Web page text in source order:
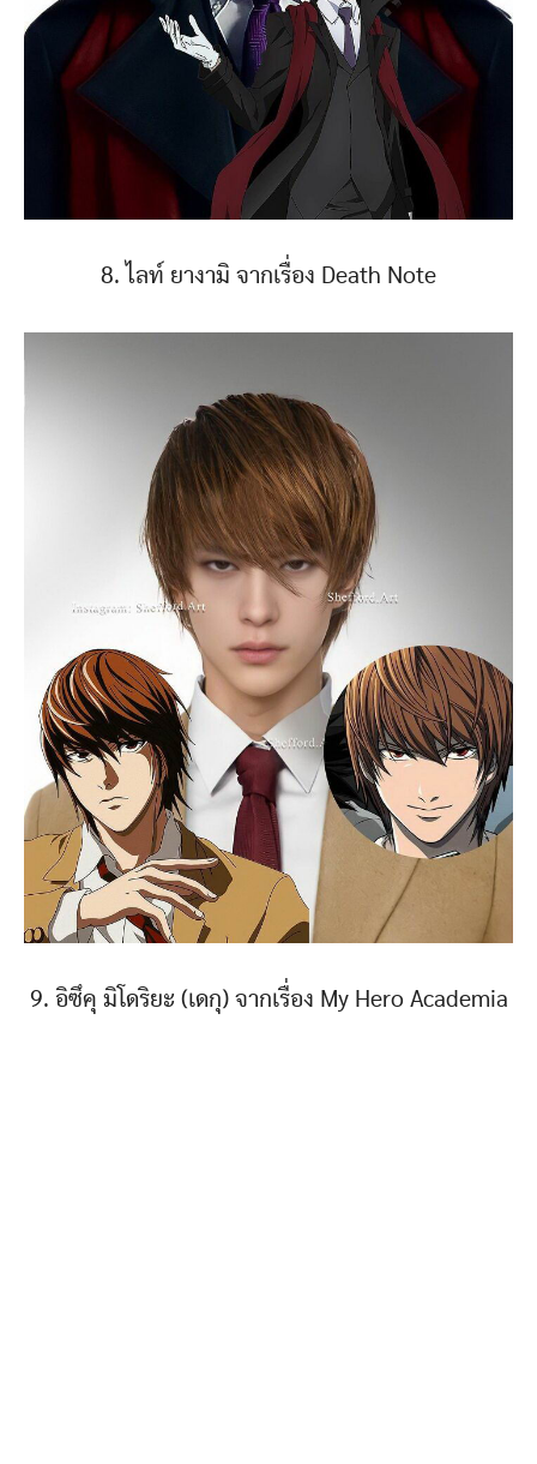
8. ไลท์ ยางามิ จากเรื่อง Death Note
9. อิซึคุ มิโดริยะ (เดกุ) จากเรื่อง My Hero Academia